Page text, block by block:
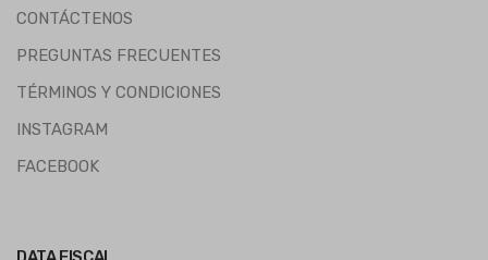
CONTÁCTENOS
PREGUNTAS FRECUENTES
TÉRMINOS Y CONDICIONES
INSTAGRAM
FACEBOOK